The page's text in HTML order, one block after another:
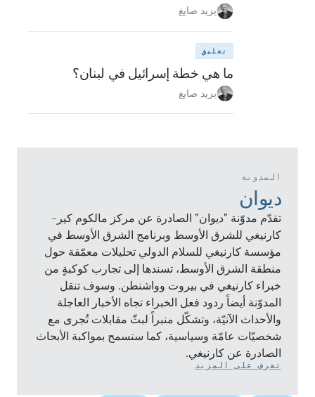
المدونة
ديوان
تقدّم مدوّنة "ديوان" الصادرة عن مركز مالكوم كير–
كارنيغي للشرق الأوسط وبرنامج الشرق الأوسط في
مؤسسة كارنيغي للسلام الدولي تحليلات معمّقة حول
منطقة الشرق الأوسط، تسندها إلى تجارب كوكبةٍ من
خبراء كارنيغي في بيروت وواشنطن. وسوف تنقل
المدوّنة أيضاً ردود فعل الخبراء تجاه الأخبار العاجلة
والأحداث الآنيّة، وتشكّل منبراً لبثّ مقابلات تُجرى مع
شخصيّات عامّة وسياسية، كما ستسمح بمواكبة الأبحاث
الصادرة عن كارنيغي.
تعرف على المزيد
يزيد صايغ
تعليق
ما هي خطة إسرائيل في لبنان؟
يزيد صايغ